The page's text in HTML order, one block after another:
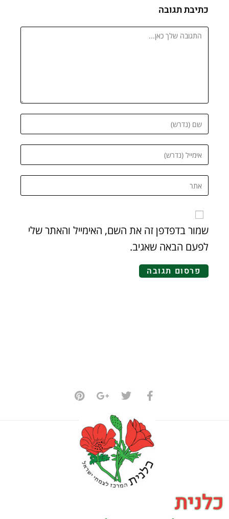
כתיבת תגובה
שמור בדפדפן זה את השם, האימייל והאתר שלי
לפעם הבאה שאגיב.
כלנית